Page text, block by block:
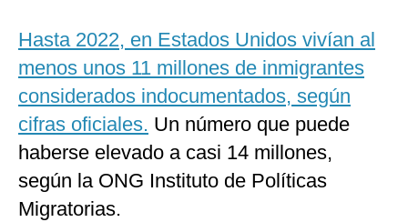
Hasta 2022, en Estados Unidos vivían al
menos unos 11 millones de inmigrantes
considerados indocumentados, según
cifras oficiales. Un número que puede
haberse elevado a casi 14 millones,
según la ONG Instituto de Políticas
Migratorias.